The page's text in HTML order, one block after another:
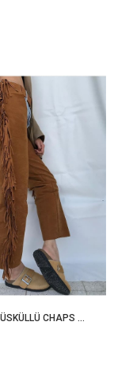
TABA SÜET PÜSKÜLLÜ CHAPS PANTOLON